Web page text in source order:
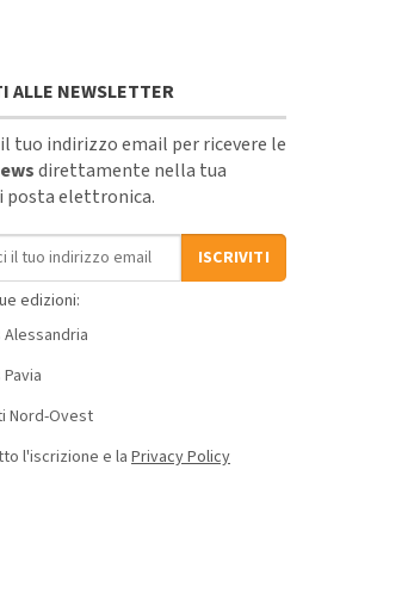
ALLE NEWSLETTER
tuo indirizzo email per ricevere le
direttamente nella tua
posta elettronica.
email
ISCRIVITI
edizioni:
Alessandria
Nord-Ovest
l'iscrizione e laPrivacy Policy